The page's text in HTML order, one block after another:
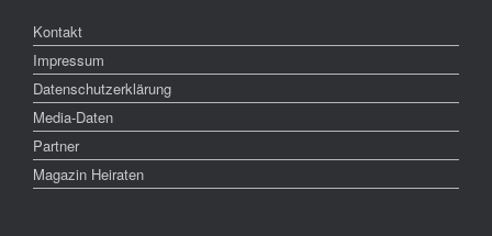
Kontakt
Impressum
Datenschutzerklärung
Media-Daten
Partner
Magazin Heiraten